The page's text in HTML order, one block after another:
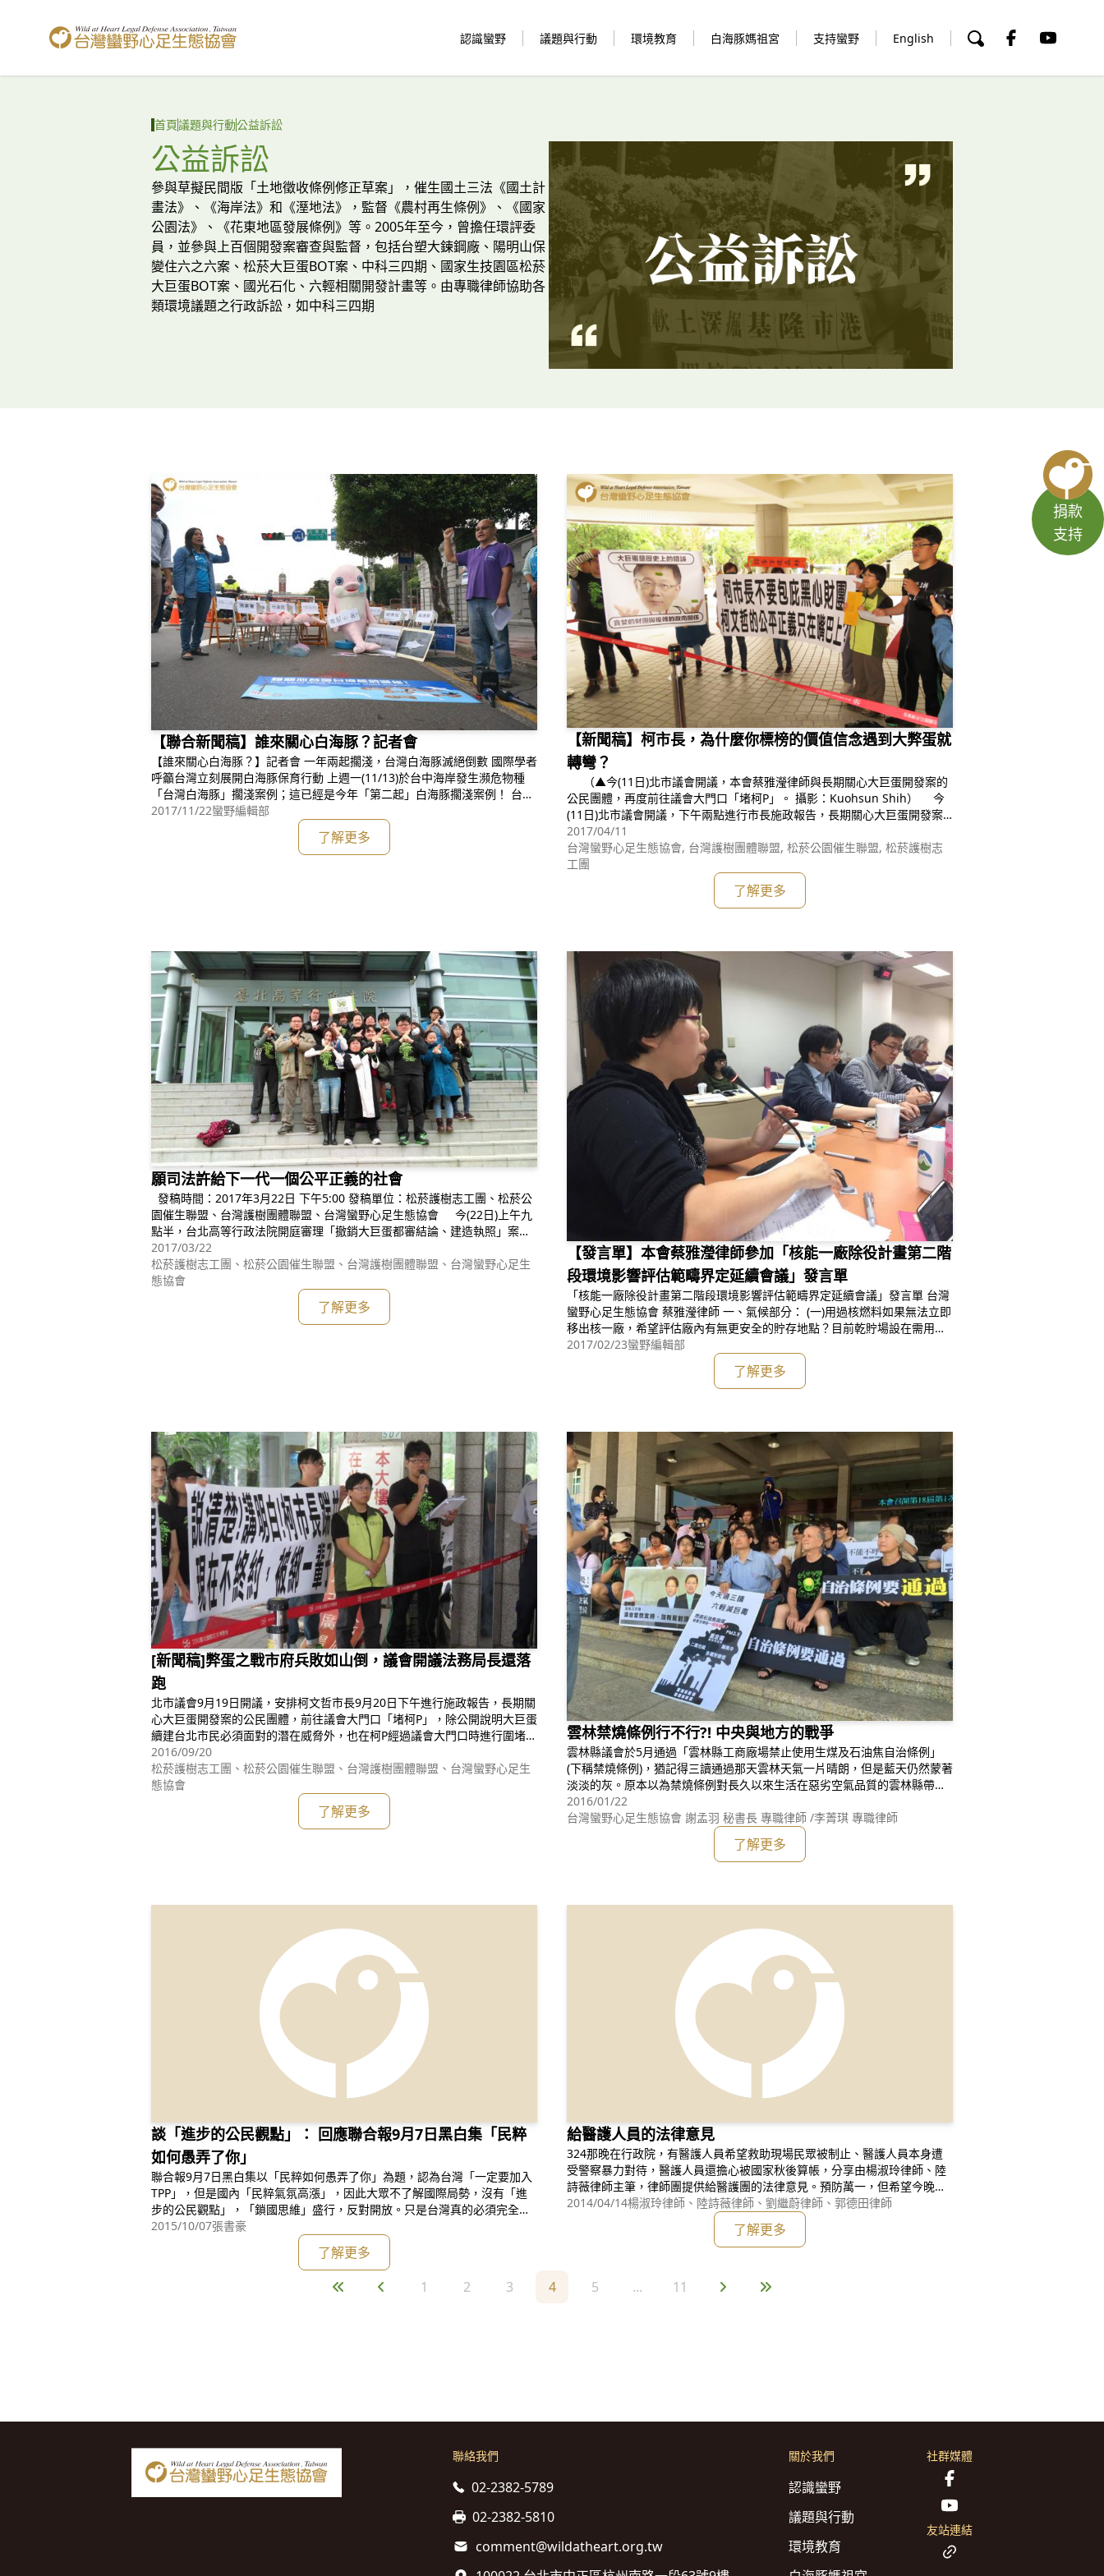
台灣蠻野心足生態協會
認識蠻野 議題與行動 環境教育 白海豚媽祖宮 支持蠻野 English
捐款
支持
首頁議題與行動公益訴訟
公益訴訟
參與草擬民間版「土地徵收條例修正草案」，催生國土三法《國土計
畫法》、《海岸法》和《溼地法》，監督《農村再生條例》、《國家
公園法》、《花東地區發展條例》等。2005年至今，曾擔任環評委
員，並參與上百個開發案審查與監督，包括台塑大鍊鋼廠、陽明山保
變住六之六案、松菸大巨蛋BOT案、中科三四期、國家生技園區松菸
大巨蛋BOT案、國光石化、六輕相關開發計畫等。由專職律師協助各
類環境議題之行政訴訟，如中科三四期
【聯合新聞稿】誰來關心白海豚？記者會
【誰來關心白海豚？】記者會 一年兩起擱淺，台灣白海豚滅絕倒數 國際學者
呼籲台灣立刻展開白海豚保育行動 上週一(11/13)於台中海岸發生瀕危物種
「台灣白海豚」擱淺案例；這已經是今年「第二起」白海豚擱淺案例！ 台灣
特有亞種─「台灣白海豚」族群數量樂觀估計70隻左右；專家估計可以接受
的「非自然死亡率」，7年才能有一隻；但台灣在2014年發現一隻、2017年
2017/11/22蠻野編輯部
了解更多
【新聞稿】柯市長，為什麼你標榜的價值信念遇到大弊蛋就
轉彎？
公民團體，再度前往議會大門口「堵柯P」。 攝影：Kuohsun Shih） 今
(11日)北市議會開議，下午兩點進行市長施政報告，長期關心大巨蛋開發案
的公民團體，再度前往議會大門口「堵柯P」，抗議柯市府包庇護航遠雄變相
復工、無限期展延工期的荒謬行徑，並痛批：【正直誠信】是柯市
2017/04/11
台灣蠻野心足生態協會, 台灣護樹團體聯盟, 松菸公園催生聯盟, 松菸護樹志
工團
了解更多
願司法許給下一代一個公平正義的社會
園催生聯盟、台灣護樹團體聯盟、台灣蠻野心足生態協會 今(22日)上午九
點半，台北高等行政法院開庭審理「撤銷大巨蛋都審結論、建造執照」案的
言詞辯論。多位在地居民、聲援民眾與公民團體，於開庭前集結在法院大門
口召開記者會，舉著寬達四公尺的陳情標語，高喊口
2017/03/22
松菸護樹志工團、松菸公園催生聯盟、台灣護樹團體聯盟、台灣蠻野心足生
態協會
了解更多
【發言單】本會蔡雅瀅律師參加「核能一廠除役計畫第二階
段環境影響評估範疇界定延續會議」發言單
「核能一廠除役計畫第二階段環境影響評估範疇界定延續會議」發言單 台灣
蠻野心足生態協會 蔡雅瀅律師 一、氣候部分： (一)用過核燃料如果無法立即
移出核一廠，希望評估廠內有無更安全的貯存地點？目前乾貯場設在需用擋
土設施保護之山坡邊與土石流潛勢溪旁，若遇極端氣候有受災風險，應重新
2017/02/23蠻野編輯部
了解更多
[新聞稿]弊蛋之戰市府兵敗如山倒，議會開議法務局長還落
跑
北市議會9月19日開議，安排柯文哲市長9月20日下午進行施政報告，長期關
心大巨蛋開發案的公民團體，前往議會大門口「堵柯P」，除公開說明大巨蛋
續建台北市民必須面對的潛在威脅外，也在柯P經過議會大門口時進行圍堵，
抗議柯市府自斷手腳讓遠雄繼續綁架台北市的荒唐行徑，並當面遞送抗議
函，要求柯文哲市長針對大巨蛋案荒腔走板的處置方式，公開說清楚、講明
白。公民團體高舉標語喊著口號「說清楚!講明白!柯市長踹共！
2016/09/20
松菸護樹志工團、松菸公園催生聯盟、台灣護樹團體聯盟、台灣蠻野心足生
態協會
了解更多
雲林禁燒條例行不行?! 中央與地方的戰爭
雲林縣議會於5月通過「雲林縣工商廠場禁止使用生煤及石油焦自治條例」
(下稱禁燒條例)，猶記得三讀通過那天雲林天氣一片晴朗，但是藍天仍然蒙著
淡淡的灰。原本以為禁燒條例對長久以來生活在惡劣空氣品質的雲林縣帶來
新的希望，可惜的是行政院環保署以「禁燒條例第3條及第4條採取『全面禁
止』管制規範，剝奪本條直接賦予人民請求核發許可之權利，牴觸『空氣污
染防制法』第28條規定」，以及涉及屬於中央權限的「能源管理法
2016/01/22
台灣蠻野心足生態協會 謝孟羽 秘書長 專職律師 /李菁琪 專職律師
了解更多
談「進步的公民觀點」： 回應聯合報9月7日黑白集「民粹
如何愚弄了你」
聯合報9月7日黑白集以「民粹如何愚弄了你」為題，認為台灣「一定要加入
TPP」，但是國內「民粹氣氛高漲」，因此大眾不了解國際局勢，沒有「進
步的公民觀點」，「鎖國思維」盛行，反對開放。只是台灣真的必須完全接
受由大國主宰的國際貿易規則？這些規則對我們的生活有什麼影響？而討論
這些議題，難道不是理性的政策辯論或「進步的公民觀點」？難道就是「民
2015/10/07張書豪
了解更多
給醫護人員的法律意見
324那晚在行政院，有醫護人員希望救助現場民眾被制止、醫護人員本身遭
受警察暴力對待，醫護人員還擔心被國家秋後算帳，分享由楊淑玲律師、陸
詩薇律師主筆，律師團提供給醫護團的法律意見。預防萬一，但希望今晚、
永遠，都不要用到。 場內醫事人員提出三個問題，第一、醫事人員在學運
也被警察攻擊，應如何保留法律追訴權，追訴這些警察？第二、醫事人員想
2014/04/14楊淑玲律師、陸詩薇律師、劉繼蔚律師、郭德田律師
了解更多
1 2 3 4 5 ... 11
聯絡我們
02-2382-5789
02-2382-5810
comment@wildatheart.org.tw
關於我們
認識蠻野
議題與行動
環境教育
社群媒體
友站連結